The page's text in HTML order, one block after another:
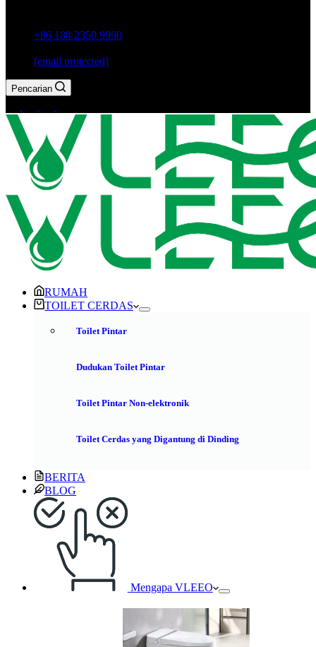
+86 188 2350 9990
[email protected]
Pencarian
RUMAH
TOILET CERDAS
Toilet Pintar
Dudukan Toilet Pintar
Toilet Pintar Non-elektronik
Toilet Cerdas yang Digantung di Dinding
BERITA
BLOG
Mengapa VLEEO